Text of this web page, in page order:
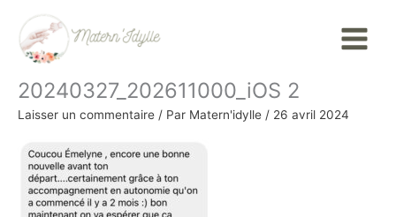
contenu
Menu
20240327_202611000_iOS 2
Laisser un commentaire / Par Matern'idylle / 26 avril 2024